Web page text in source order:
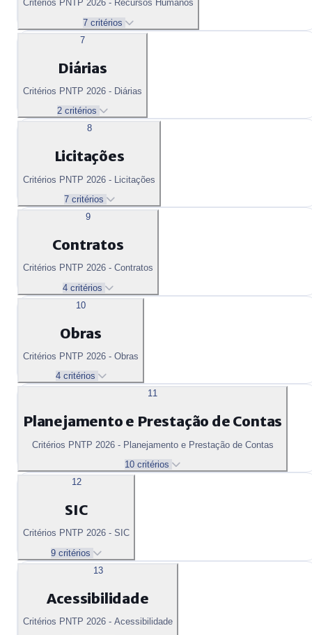
Critérios PNTP 2026 - Recursos Humanos
7 critérios
7
Diárias
Critérios PNTP 2026 - Diárias
2 critérios
8
Licitações
Critérios PNTP 2026 - Licitações
7 critérios
9
Contratos
Critérios PNTP 2026 - Contratos
4 critérios
10
Obras
Critérios PNTP 2026 - Obras
4 critérios
11
Planejamento e Prestação de Contas
Critérios PNTP 2026 - Planejamento e Prestação de Contas
10 critérios
12
SIC
Critérios PNTP 2026 - SIC
9 critérios
13
Acessibilidade
Critérios PNTP 2026 - Acessibilidade